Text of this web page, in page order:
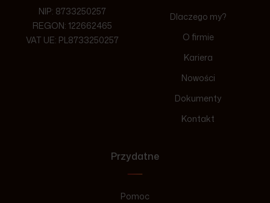
NIP: 8733250257
REGON: 122662465
VAT UE: PL8733250257
Dlaczego my?
O firmie
Kariera
Nowości
Dokumenty
Kontakt
Przydatne
Pomoc